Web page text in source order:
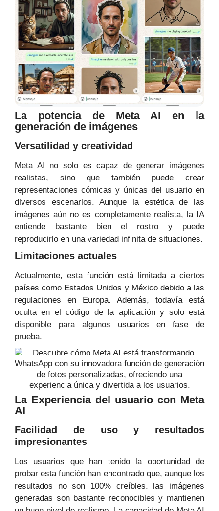
La potencia de Meta AI en la
generación de imágenes
Versatilidad y creatividad
Meta AI no solo es capaz de generar imágenes
realistas, sino que también puede crear
representaciones cómicas y únicas del usuario en
diversos escenarios. Aunque la estética de las
imágenes aún no es completamente realista, la IA
entiende bastante bien el rostro y puede
reproducirlo en una variedad infinita de situaciones.
Limitaciones actuales
Actualmente, esta función está limitada a ciertos
países como Estados Unidos y México debido a las
regulaciones en Europa. Además, todavía está
oculta en el código de la aplicación y solo está
disponible para algunos usuarios en fase de
prueba.
La Experiencia del usuario con Meta
AI
Facilidad de uso y resultados
impresionantes
Los usuarios que han tenido la oportunidad de
probar esta función han encontrado que, aunque los
resultados no son 100% creíbles, las imágenes
generadas son bastante reconocibles y mantienen